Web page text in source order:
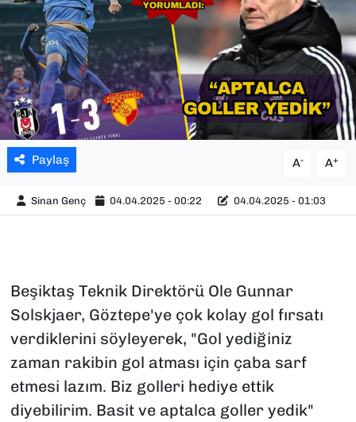
Paylaş A- A+
Sinan Genç 04.04.2025 - 00:22 04.04.2025 - 01:03
Beşiktaş Teknik Direktörü Ole Gunnar
Solskjaer, Göztepe'ye çok kolay gol fırsatı
verdiklerini söyleyerek, "Gol yediğiniz
zaman rakibin gol atması için çaba sarf
etmesi lazım. Biz golleri hediye ettik
diyebilirim. Basit ve aptalca goller yedik"